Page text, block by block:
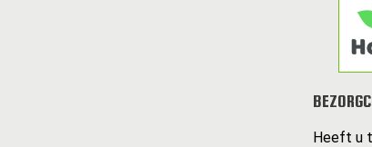
Heeft u